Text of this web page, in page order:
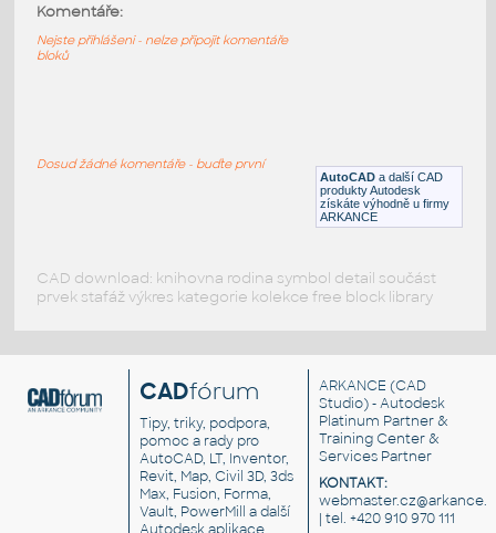
DWG Materiály
AutoCAD a další CAD
produkty Autodesk
získáte výhodně u firmy
ARKANCE
Komentáře:
Nejste přihlášeni - nelze připojit komentáře
bloků
Dosud žádné komentáře - buďte první
CAD download: knihovna rodina symbol detail součást
prvek stafáž výkres kategorie kolekce free block library
CADfórum
Tipy, triky, podpora,
pomoc a rady pro
AutoCAD, LT, Inventor,
Revit, Map, Civil 3D, 3ds
Max, Fusion, Forma,
Vault, PowerMill a další
ARKANCE (CAD
Studio) - Autodesk
Platinum Partner &
Training Center &
Services Partner
KONTAKT:
| tel. +420 910 970 111